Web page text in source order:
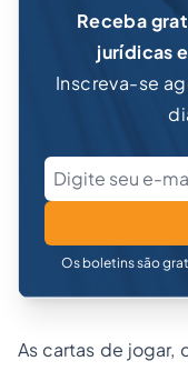
Receba
jurídicas
Inscreva-se
Os boletins são
As cartas de jogar,